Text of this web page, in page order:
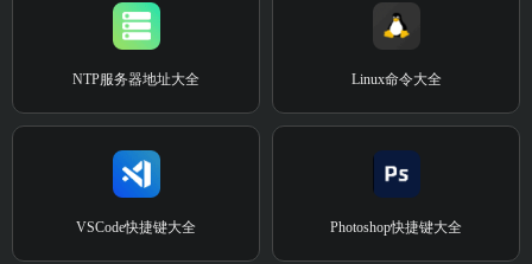
NTP服务器地址大全 Linux命令大全
VSCode快捷键大全 Photoshop快捷键大全